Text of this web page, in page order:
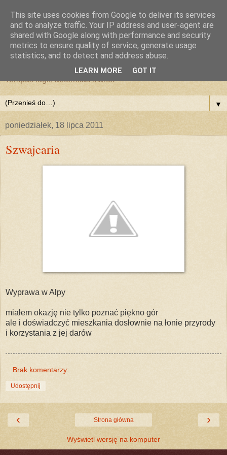
Tempus fugit, aeternitas manet
▼
poniedziałek, 18 lipca 2011
Szwajcaria
Wyprawa w Alpy
miałem okazję nie tylko poznać piękno gór
ale i doświadczyć mieszkania dosłownie na łonie przyrody
i korzystania z jej darów
Brak komentarzy:
Udostępnij
‹ ›
Strona główna
Wyświetl wersję na komputer
This site uses cookies from Google to deliver its services
and to analyze traffic. Your IP address and user-agent are
shared with Google along with performance and security
metrics to ensure quality of service, generate usage
statistics, and to detect and address abuse.
LEARN MORE GOT IT